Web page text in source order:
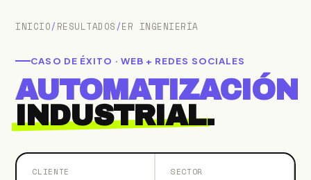
INICIO/ RESULTADOS/ER INGENIERÍA
CASO DE ÉXITO · WEB + REDES SOCIALES
AUTOMATIZACIÓN
INDUSTRIAL.
CLIENTE SECTOR